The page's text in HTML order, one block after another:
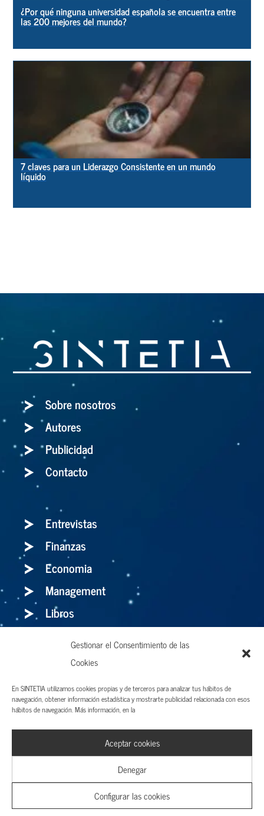
Gestionar el Consentimiento de las
Cookies
En SINTETIA utilizamos cookies propias y de terceros para analizar tus hábitos de
navegación, obtener información estadística y mostrarte publicidad relacionada con esos
hábitos de navegación. Más información, en la
Aceptar cookies
Denegar
Configurar las cookies
¿Por qué ninguna universidad española se encuentra entre
las 200 mejores del mundo?
7 claves para un Liderazgo Consistente en un mundo
líquido
Sobre nosotros
Autores
Publicidad
Contacto
Entrevistas
Finanzas
Economia
Management
Libros
Holaluz: para bien o para mal, el storytelling
Aviso legal y Términos de uso
Política de privacidad
Cookies